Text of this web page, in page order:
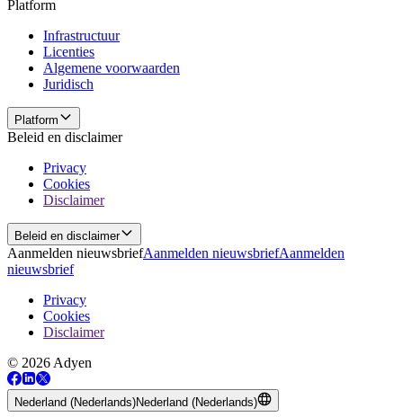
Platform
Infrastructuur
Licenties
Algemene voorwaarden
Juridisch
Platform
Beleid en disclaimer
Privacy
Cookies
Disclaimer
Beleid en disclaimer
Aanmelden nieuwsbriefAanmelden nieuwsbriefAanmelden
nieuwsbrief
Privacy
Cookies
Disclaimer
© 2026 Adyen
Nederland (Nederlands)Nederland (Nederlands)